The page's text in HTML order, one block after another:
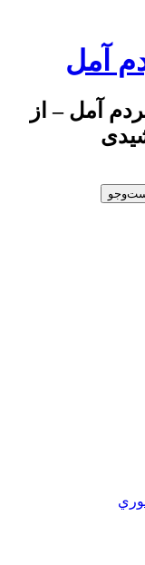
آمل
آمل – از